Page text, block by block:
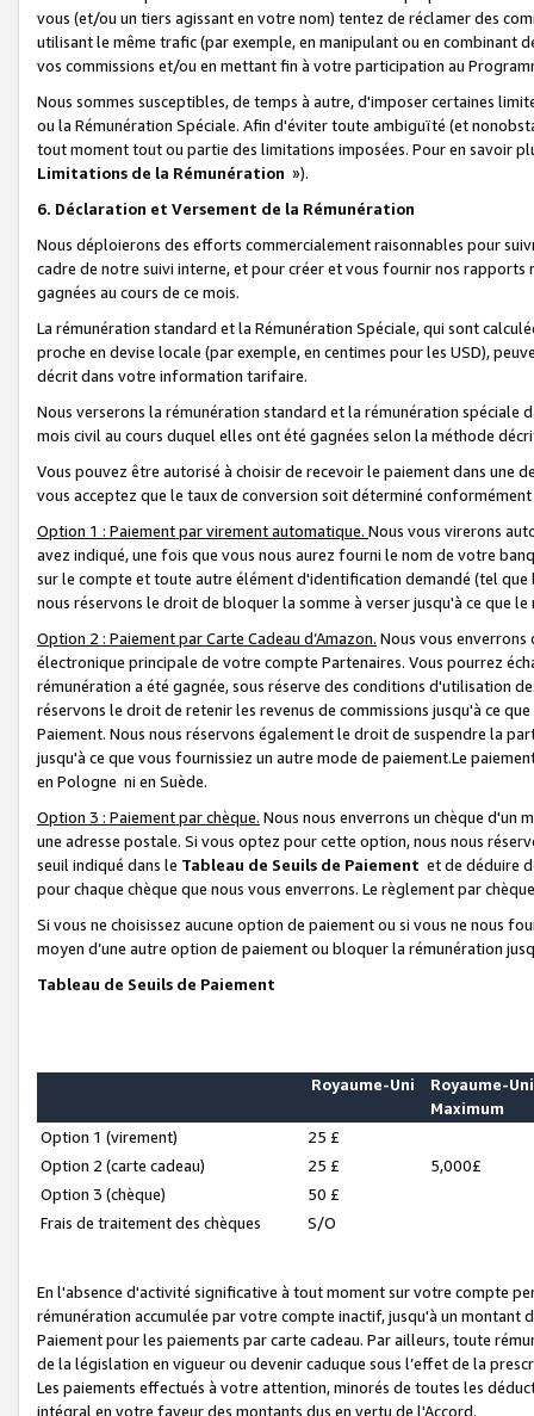
vous (et/ou un tiers agissant en votre nom) tentez de réclamer des
utilisant le même trafic (par exemple, en manipulant ou en combinant
vos commissions et/ou en mettant fin à votre participation au
Nous sommes susceptibles, de temps à autre, d'imposer certaines
ou la Rémunération Spéciale. Afin d'éviter toute ambiguïté (et
tout moment tout ou partie des limitations imposées. Pour en savoir
Limitations de la Rémunération »).
6. Déclaration et Versement de la Rémunération
Nous déploierons des efforts commercialement raisonnables pour
cadre de notre suivi interne, et pour créer et vous fournir nos
gagnées au cours de ce mois.
La rémunération standard et la Rémunération Spéciale, qui sont
proche en devise locale (par exemple, en centimes pour les USD),
décrit dans votre information tarifaire.
Nous verserons la rémunération standard et la rémunération spéciale
mois civil au cours duquel elles ont été gagnées selon la méthode
Vous pouvez être autorisé à choisir de recevoir le paiement dans une
vous acceptez que le taux de conversion soit déterminé
Option 1 : Paiement par virement automatique. Nous vous virerons
avez indiqué, une fois que vous nous aurez fourni le nom de votre
sur le compte et toute autre élément d'identification demandé (tel que
nous réservons le droit de bloquer la somme à verser jusqu'à ce que
Option 2 : Paiement par Carte Cadeau d’Amazon. Nous vous
électronique principale de votre compte Partenaires. Vous pourrez
rémunération a été gagnée, sous réserve des conditions d'utilisation
réservons le droit de retenir les revenus de commissions jusqu'à ce
Paiement. Nous nous réservons également le droit de suspendre la
jusqu'à ce que vous fournissiez un autre mode de paiement.Le
en Pologne ni en Suède.
Option 3 : Paiement par chèque. Nous nous enverrons un chèque d'un
une adresse postale. Si vous optez pour cette option, nous nous
seuil indiqué dans le Tableau de Seuils de Paiement et de déduire
pour chaque chèque que nous vous enverrons. Le règlement par
Si vous ne choisissez aucune option de paiement ou si vous ne nous
moyen d’une autre option de paiement ou bloquer la rémunération
Tableau de Seuils de Paiement
Royaume-Uni
Royaume-Uni
Maximum
Option 1 (virement)
25 £
Option 2 (carte cadeau)
25 £
5,000£
Option 3 (chèque)
50 £
Frais de traitement des chèques
S/O
En l'absence d'activité significative à tout moment sur votre compte
rémunération accumulée par votre compte inactif, jusqu'à un montant
Paiement pour les paiements par carte cadeau. Par ailleurs, toute
de la législation en vigueur ou devenir caduque sous l’effet de la
Les paiements effectués à votre attention, minorés de toutes les
intégral en votre faveur des montants dus en vertu de l'Accord.